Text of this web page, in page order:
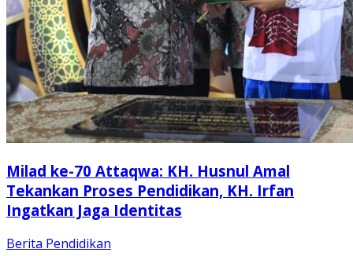
Milad ke-70 Attaqwa: KH. Husnul Amal
Tekankan Proses Pendidikan, KH. Irfan
Ingatkan Jaga Identitas
Berita Pendidikan